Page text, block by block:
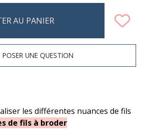
AU PANIER
UNE QUESTION
les différentes nuances de fils
de fils à broder